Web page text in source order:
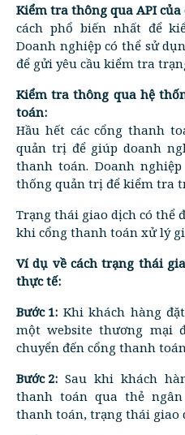
Kiểm tra thông qua API
cách phổ biến nhất để
Doanh nghiệp có thể sử
để gửi yêu cầu kiểm tra
Kiểm tra thông qua hệ
toán:
Hầu hết các cổng thanh
quản trị để giúp doanh
thanh toán. Doanh
thống quản trị để kiểm tra
Trạng thái giao dịch có thể
khi cổng thanh toán xử lý
Ví dụ về cách trạng thái
thực tế:
Bước 1: Khi khách hàng
một website thương mại
chuyển đến cổng thanh
Bước 2: Sau khi khách
thanh toán qua thẻ
thanh toán, trạng thái giao